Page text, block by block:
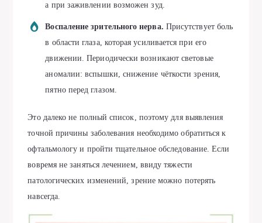
а при заживлении возможен зуд.
Воспаление зрительного нерва. Присутствует боль
в области глаза, которая усиливается при его
движении. Периодически возникают световые
аномалии: вспышки, снижение чёткости зрения,
пятно перед глазом.
Это далеко не полный список, поэтому для выявления
точной причины заболевания необходимо обратиться к
офтальмологу и пройти тщательное обследование. Если
вовремя не заняться лечением, ввиду тяжести
патологических изменений, зрение можно потерять
навсегда.